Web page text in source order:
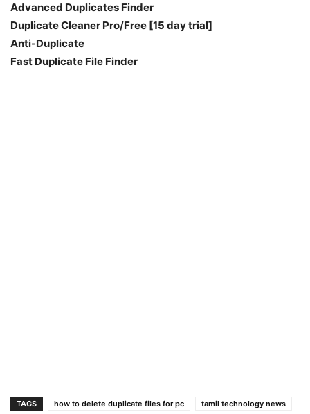
Advanced Duplicates Finder
Duplicate Cleaner Pro/Free [15 day trial]
Anti-Duplicate
Fast Duplicate File Finder
TAGS how to delete duplicate files for pc
tamil technology news